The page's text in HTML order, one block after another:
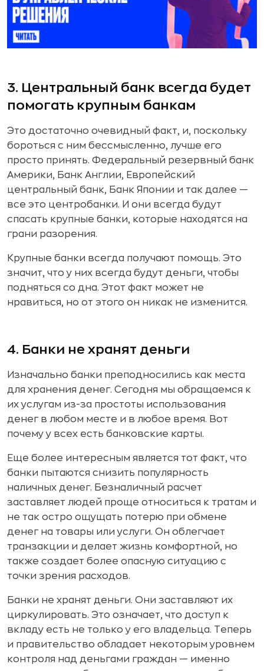
3. Центральный банк всегда будет
помогать крупным банкам
Это достаточно очевидный факт, и, поскольку
бороться с ним бессмысленно, лучше его
просто принять. Федеральный резервный банк
Америки, Банк Англии, Европейский
центральный банк, Банк Японии и так далее —
все это центробанки. И они всегда будут
спасать крупные банки, которые находятся на
грани разорения.
Крупные банки всегда получают помощь. Это
значит, что у них всегда будут деньги, чтобы
подняться со дна. Этот факт может не
нравиться, но от этого он никак не изменится.
4. Банки не хранят деньги
Изначально банки преподносились как места
для хранения денег. Сегодня мы обращаемся к
их услугам из-за простоты использования
денег в любом месте и в любое время. Вот
почему у всех есть банковские карты.
Еще более интересным является тот факт, что
банки пытаются снизить популярность
наличных денег. Безналичный расчет
заставляет людей проще относиться к тратам и
не так остро ощущать потерю при обмене
денег на товары или услуги. Он облегчает
транзакции и делает жизнь комфортной, но
также создает более опасную ситуацию с
точки зрения расходов.
Банки не хранят деньги. Они заставляют их
циркулировать. Это означает, что доступ к
вкладу есть не только у его владельца. Теперь
и правительство обладает некоторым уровнем
контроля над деньгами граждан — именно